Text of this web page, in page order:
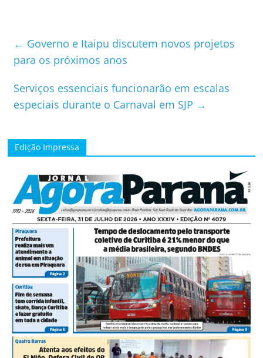
← ​Governo e Itaipu discutem novos projetos
para os próximos anos
Serviços essenciais funcionarão em escalas
especiais durante o Carnaval em SJP →
Edição Impressa